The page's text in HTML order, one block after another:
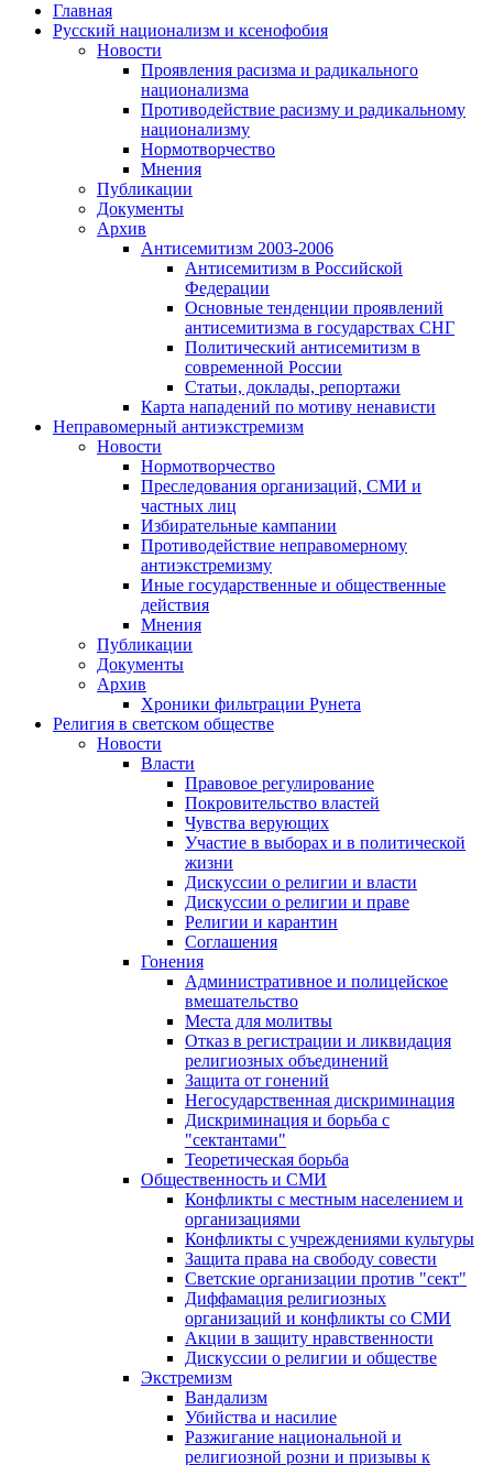
Главная
Русский национализм и ксенофобия
Новости
Проявления расизма и радикального
национализма
Противодействие расизму и радикальному
национализму
Нормотворчество
Мнения
Публикации
Документы
Архив
Антисемитизм 2003-2006
Антисемитизм в Российской
Федерации
Основные тенденции проявлений
антисемитизма в государствах СНГ
Политический антисемитизм в
современной России
Статьи, доклады, репортажи
Карта нападений по мотиву ненависти
Неправомерный антиэкстремизм
Новости
Нормотворчество
Преследования организаций, СМИ и
частных лиц
Избирательные кампании
Противодействие неправомерному
антиэкстремизму
Иные государственные и общественные
действия
Мнения
Публикации
Документы
Архив
Хроники фильтрации Рунета
Религия в светском обществе
Новости
Власти
Правовое регулирование
Покровительство властей
Чувства верующих
Участие в выборах и в политической
жизни
Дискуссии о религии и власти
Дискуссии о религии и праве
Религии и карантин
Соглашения
Гонения
Административное и полицейское
вмешательство
Места для молитвы
Отказ в регистрации и ликвидация
религиозных объединений
Защита от гонений
Негосударственная дискриминация
Дискриминация и борьба с
"сектантами"
Теоретическая борьба
Общественность и СМИ
Конфликты с местным населением и
организациями
Конфликты с учреждениями культуры
Защита права на свободу совести
Светские организации против "сект"
Диффамация религиозных
организаций и конфликты со СМИ
Акции в защиту нравственности
Дискуссии о религии и обществе
Экстремизм
Вандализм
Убийства и насилие
Разжигание национальной и
религиозной розни и призывы к